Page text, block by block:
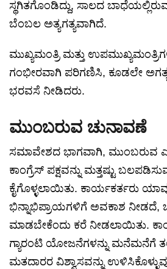
ಸ್ಥಗಿತಗೊಂಡಿದ್ದು, ಸಾಲದ
ಬೆಂಬಲ ಅತ್ಯಗತ್ಯವಾಗಿದೆ.
ಮುಖ್ಯಮಂತ್ರಿ ಮತ್ತು
ಗಂಭೀರವಾಗಿ ಪರಿಗಣಿಸಿ, ಕೂಡಲೇ ಅಗತ್ಯ
ಭರವಸೆ ನೀಡಿದರು.
ಮುಂಬರುವ ಚುನಾವಣೆ
ಸಮಾವೇಶದ ಭಾಗವಾಗಿ, ಮುಂಬರುವ
ಕಾಂಗ್ರೆಸ್ ಪಕ್ಷವನ್ನು ಮತ್ತಷ್ಟು
ಕೈಗೊಳ್ಳಲಾಯಿತು. ಕಾರ್ಯಕರ್ತರು
ಭಿನ್ನಾಭಿಪ್ರಾಯಗಳಿಗೆ ಅವಕಾಶ ನೀಡದೆ,
ಮಾಡಬೇಕೆಂದು ಕರೆ ನೀಡಲಾಯಿತು.
ಗ್ಯಾರಂಟಿ ಯೋಜನೆಗಳನ್ನು ಮನೆಮನೆಗೆ
ಮತದಾರರ ವಿಶ್ವಾಸವನ್ನು